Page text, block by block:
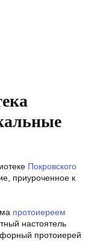
Покровского
приуроченное к
протоиереем
настоятель
протоиерей